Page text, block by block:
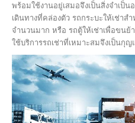
พร้อมใช้งานอยู่เสมอจึงเป็นสิ่งจำเป็น
เดินทางที่คล่องตัว รถกระบะให้เช่า
จำนวนมาก หรือ รถตู้ให้เช่าเพื่อขนย้
ใช้บริการรถเช่าที่เหมาะสมจึงเป็นกุ